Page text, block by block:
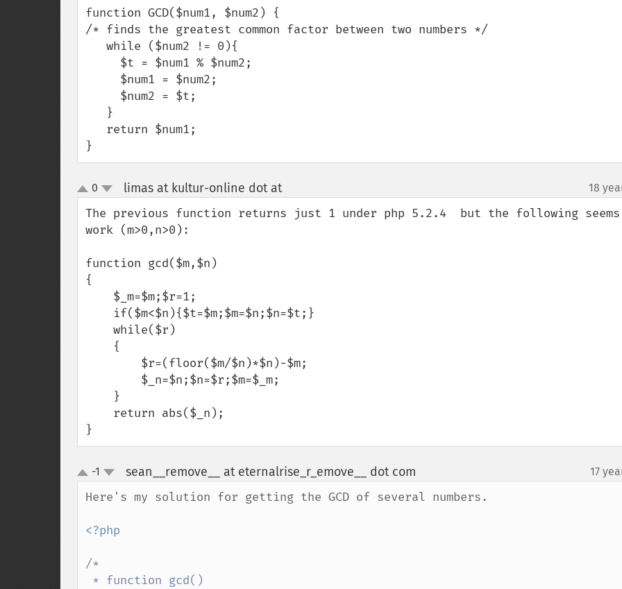
function GCD($num1, $num2) {
/* finds the greatest common factor between two numbers */
}
up
down
0 limas at kultur-online dot at¶ 18
The previous function returns just 1 under php 5.2.4  but the following
work (m>0,n>0):
function gcd($m,$n)
{
}
up
down
-1 sean__remove__ at eternalrise_r_emove__ dot com 17
Here's my solution for getting the GCD of several numbers.
<?php
/*